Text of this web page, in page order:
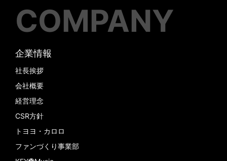
COMPANY
企業情報
社長挨拶
会社概要
経営理念
CSR方針
トヨヨ・カロロ
ファンづくり事業部